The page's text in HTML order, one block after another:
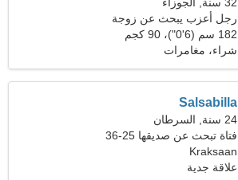
رجل أعزب يبحث عن زوجة
182 سم (6'0")، 90 كجم
(198 رطلا)
شراء، مغامرات
Salsabilla
24 سنة, السرطان
فتاة تبحث عن صديقها 25-36
Kraksaan
علاقة جدية